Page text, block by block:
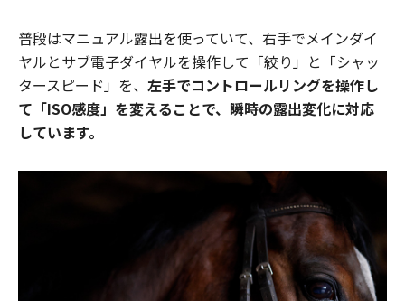
普段はマニュアル露出を使っていて、右手でメインダイ
ヤルとサブ電子ダイヤルを操作して「絞り」と「シャッ
タースピード」を、 左手でコントロールリングを操作し
て「ISO感度」を変えることで、瞬時の露出変化に対応
しています。